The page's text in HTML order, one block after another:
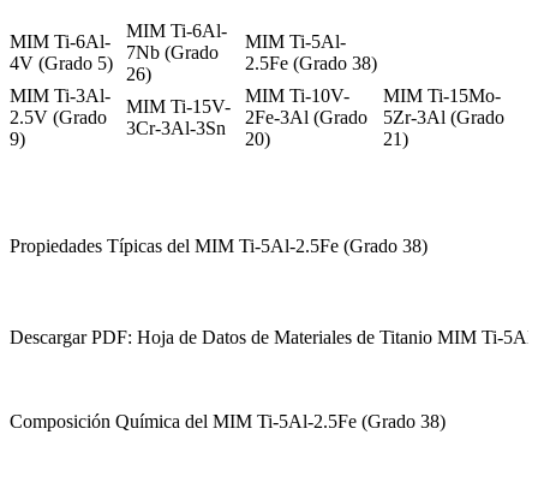
MIM Ti-6Al-
4V (Grado 5)
MIM Ti-6Al-
7Nb (Grado
26)
MIM Ti-5Al-
2.5Fe (Grado 38)
MIM Ti-3Al-
2.5V (Grado
9)
MIM Ti-15V-
3Cr-3Al-3Sn
MIM Ti-10V-
2Fe-3Al (Grado
20)
MIM Ti-15Mo-
5Zr-3Al (Grado
21)
Propiedades Típicas del MIM Ti-5Al-2.5Fe (Grado 38)
Descargar PDF: Hoja de Datos de Materiales de Titanio MIM Ti-
Composición Química del MIM Ti-5Al-2.5Fe (Grado 38)